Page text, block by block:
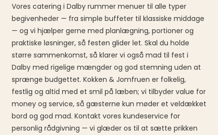
Vores catering i Dalby rummer menuer til alle typer
begivenheder — fra simple buffeter til klassiske middage
— og vi hjælper gerne med planlægning, portioner og
praktiske løsninger, så festen glider let. Skal du holde
større sammenkomst, så klarer vi også mad til fest i
Dalby med rigelige mængder og god stemning uden at
sprænge budgettet. Kokken & Jomfruen er folkelig,
festlig og altid med et smil på læben; vi tilbyder value for
money og service, så gæsterne kun møder et veldækket
bord og god mad. Kontakt vores kundeservice for
personlig rådgivning — vi glæder os til at sætte prikken